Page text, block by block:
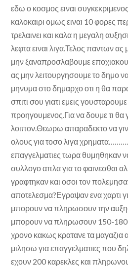
εδω ο κοσμος ειναι
καλοκαιρι ομως ειναι 10 φορες
τρελαινει και καλα η μεγαλη
λεφτα ειναι λιγα.Τελος παντων
μην ξαναπροσλαβουμε
ας μην λειτουργησουμε το δημο
μηνυμα στο δημαρχο οτι η θα
σπιτι σου γιατι εμεις
προηγουμενος.Για να δουμε τι θα
λοιπον.Θεωρω απαραδεκτο να
ολους για τοσο λιγα
επαγγελματιες τωρα θυμηθηκαν
συλλογο απλα για το φαινεσθαι
γραφτηκαν και οσοι τον
αποτελεσμα?Εγραψαν ενα χαρτι
μπορουν να πληρωσουν την
μπορουν να πληρωσουν 150-
χρονο κακως κρατανε τα μαγαζια
μιλησω για επαγγελματιες που
εχουν 200 καρεκλες και